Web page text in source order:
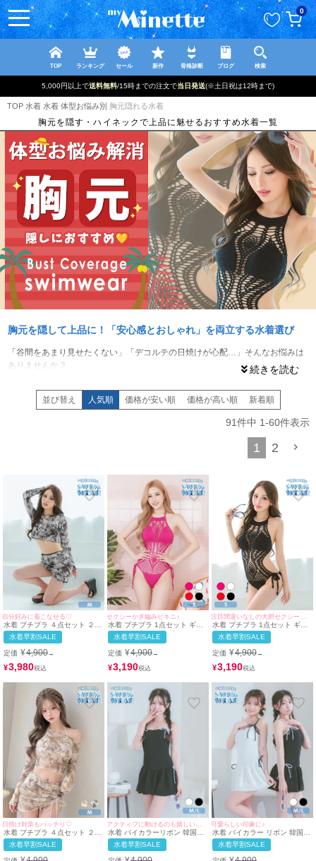
0
TOP ランキング セール 新作 骨格診断 ブログ 検索
5,000円以上で送料無料/15時までの注文で当日発送(※土日祝は12時まで)
TOP 水着 水着 体型お悩み別 胸元隠れる水着
胸元を隠す・ハイネックで上品に魅せるおすすめ水着一覧
胸元を隠して上品に！「安心感とおしゃれ」を両立する水着選び
「谷間をあまり見せたくない」「デコルテの日焼けが心配…」そんなお悩みは
ありませんか？
は、露出を抑えるだけでなく、顔周りをス
ッキリと見せ、大人っぽく洗練された印象を与えてくれます。
上品な「ハイネック」と「シアー素材」で叶える体型カバー
は、かがんだ時の胸元の隙間を気にせず、アク
ティブに動けるのが最大のメリット。小胸さんのカパカパ浮き対策や、グラマ
また、透け感のあるシアー素材やレースを用いたデザインなら、重たい印象に
ならずに「隠しながら魅せる」上品なスタイルが完成します。
さらに、首元までカバーできるデザインなら、
うっかり日焼けを防ぐUV対策
も効果的！
myMinetteでは、露出を控えたワンピースやビスチェ風ビキニなど、洋服感覚
で楽しめる大人可愛い水着を豊富に揃えています。
「安心感」を自信に変えて、周りの視線を気にせず思いっきり夏を楽しみまし
ょう♥
並び替え 人気順 価格が安い順 価格が高い順 新着順
91件中 1-60件表示
1 2
自分好みに着こなせる♡
水着 プチプラ ４点セット ２
way セット 紐ビキニ カジュア
ル 脚カバー クール 袖あり ス
カートタイプ 洋服みたいな 黒
ブラック ビキニ (みのり着用/M
サイズ対応) | myMinette/マイ
ミネット
水着早割SALE
定価 ¥4,900→
¥3,980
セクシーかぎ編みビキニ♪
水着 プチプラ 1点セット ギャ
ル ホルターネック オールイン
ワン 編み上げ メッシュ ピンク
ビキニ (Sサイズ対応) |
myMinette/マイミネット
水着早割SALE
定価 ¥4,900→
¥3,190
水着 プチプラ 1点セット ギャ
ル ホルターネック オールイン
ワン 編み上げ メッシュ かぎ編
み くびれ 黒 ビキニ (みのり着
用/Sサイズ対応) | myMinette/
マイミネット
水着早割SALE
定価 ¥4,900→
¥3,190
日焼け対策もバッチリ♡
水着 プチプラ ４点セット ２
way セット 紐ビキニ カジュア
ル 脚カバー クール 袖あり ス
カートタイプ 洋服みたいな マ
水着早割SALE
アクティブに動けるのも嬉しいポイント♪
水着 バイカラーリボン 韓国風
体型カバー ガーリー ワンピー
スビキニ (ブラック/雨宮由乙花
着用)
水着早割SALE
可愛らしい印象に♪
水着 バイカラー リボン 韓国風
体型カバー ガーリー ワンピー
ス ビキニ (ホワイト/聖菜着用)
(ブラック/雨宮由乙花着用)
水着早割SALE
ペー
ジト
ップ